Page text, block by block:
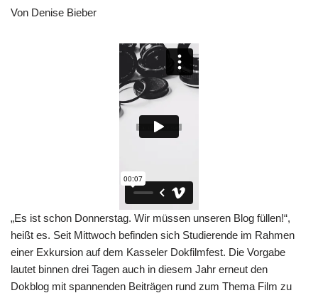
Von Denise Bieber
„Es ist schon Donnerstag. Wir müssen unseren Blog füllen!“,
heißt es. Seit Mittwoch befinden sich Studierende im Rahmen
einer Exkursion auf dem Kasseler Dokfilmfest. Die Vorgabe
lautet binnen drei Tagen auch in diesem Jahr erneut den
Dokblog mit spannenden Beiträgen rund zum Thema Film zu